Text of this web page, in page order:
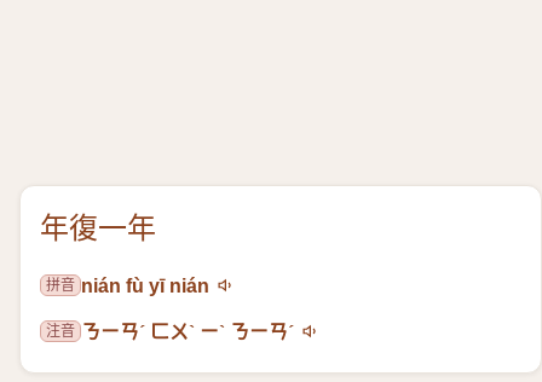
年復一年
拼音 nián fù yī nián
注音 ㄋㄧㄢˊ ㄈㄨˋ ㄧˋ ㄋㄧㄢˊ